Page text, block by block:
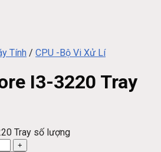
Tính / CPU -Bộ Vi Xử Lí
I3-3220 Tray
Tray số lượng